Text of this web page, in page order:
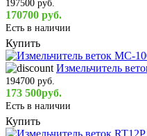
197500 руб.
170700 руб.
Есть в наличии
Купить
Измельчитель
194700 руб.
173 500руб.
Есть в наличии
Купить